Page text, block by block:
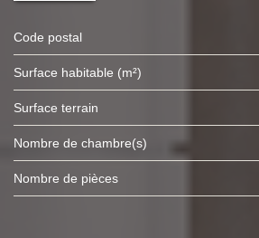
Code postal
Surface habitable (m²)
surface terrain
Nombre de chambre(s)
Nombre de pièces